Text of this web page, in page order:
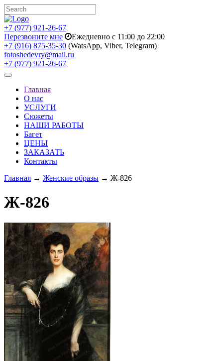
+7 (977) 921-26-67
Перезвоните мне
Ежедневно с 11:00 до 22:00
+7 (916) 875-35-30 (WatsApp, Viber, Telegram)
fotoshedevry@mail.ru
+7 (977) 921-26-67
Toggle
navigationГлавная
О нас
УСЛУГИ
Сюжеты
НАШИ РАБОТЫ
Багет
ЦЕНЫ
ЗАКАЗАТЬ
Контакты
Главная → Женские образы → Ж-826
Ж-826